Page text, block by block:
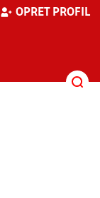
OPRET PROFIL